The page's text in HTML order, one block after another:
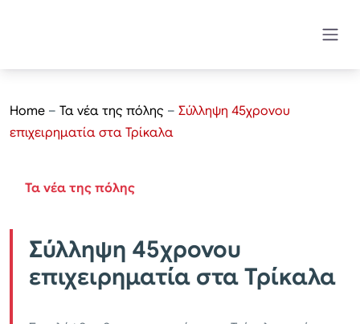
Home – Τα νέα της πόλης – Σύλληψη 45χρονου
επιχειρηματία στα Τρίκαλα
Τα νέα της πόλης
Σύλληψη 45χρονου
επιχειρηματία στα Τρίκαλα